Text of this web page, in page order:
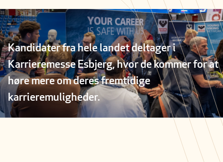
Kandidater fra hele landet deltager i
Karrieremesse Esbjerg, hvor de kommer for at
høre mere om deres fremtidige
karrieremuligheder.